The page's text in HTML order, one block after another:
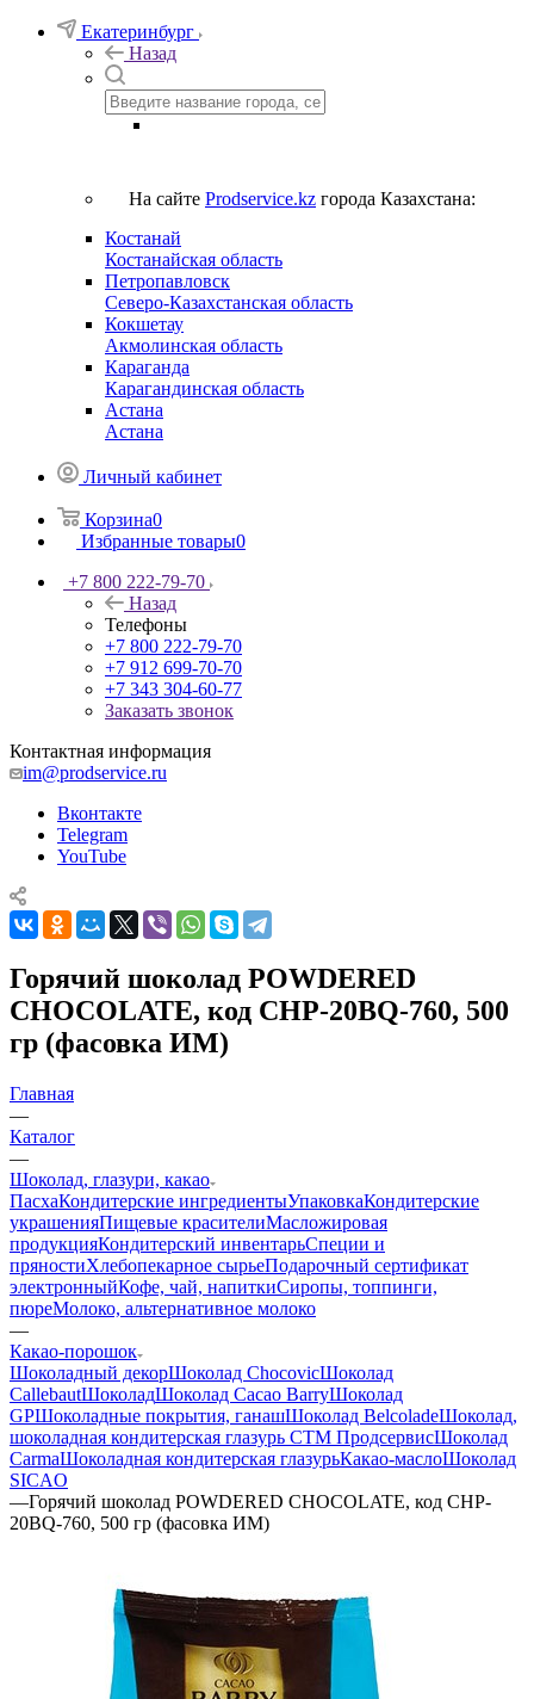
Екатеринбург
Назад
На сайте Prodservice.kz города Казахстана:
Костанай
Костанайская область
Петропавловск
Северо-Казахстанская область
Кокшетау
Акмолинская область
Караганда
Карагандинская область
Астана
Астана
Личный кабинет
Корзина0
Избранные товары0
+7 800 222-79-70
Назад
Телефоны
+7 800 222-79-70
+7 912 699-70-70
+7 343 304-60-77
Заказать звонок
Контактная информация
im@prodservice.ru
Вконтакте
Telegram
YouTube
Горячий шоколад POWDERED
CHOCOLATE, код CHP-20BQ-760, 500
гр (фасовка ИМ)
Главная
—
Каталог
—
Шоколад, глазури, какао
ПасхаКондитерские ингредиентыУпаковкаКондитерские
украшенияПищевые красителиМасложировая
продукцияКондитерский инвентарьСпеции и
пряностиХлебопекарное сырьеПодарочный сертификат
электронныйКофе, чай, напиткиСиропы, топпинги,
пюреМолоко, альтернативное молоко
—
Какао-порошок
Шоколадный декорШоколад ChocovicШоколад
CallebautШоколадШоколад Cacao BarryШоколад
GPШоколадные покрытия, ганашШоколад BelcoladeШоколад,
шоколадная кондитерская глазурь СТМ ПродсервисШоколад
CarmaШоколадная кондитерская глазурьКакао-маслоШоколад
SICAO
—Горячий шоколад POWDERED CHOCOLATE, код CHP-
20BQ-760, 500 гр (фасовка ИМ)